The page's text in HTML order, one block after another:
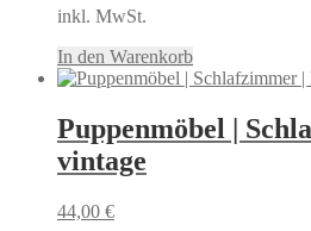
inkl. MwSt.
In den Warenkorb
Puppenmöbel |
vintage
44,00 €